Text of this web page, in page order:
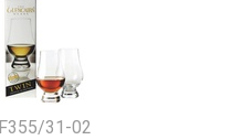
F355/31-02